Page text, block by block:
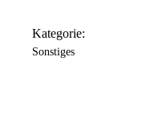
Kategorie:
Sonstiges